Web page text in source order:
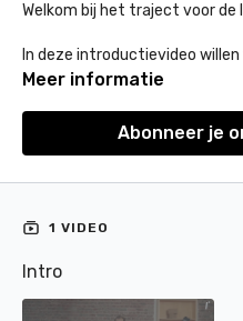
Welkom bij het traject voor de
In deze introductievideo
kan verwachten en hoe je te
Verder nodigen we je graag
chatfunctie.
Veel succes!
Meer informatie
Abonneer je
1 VIDEO
Intro